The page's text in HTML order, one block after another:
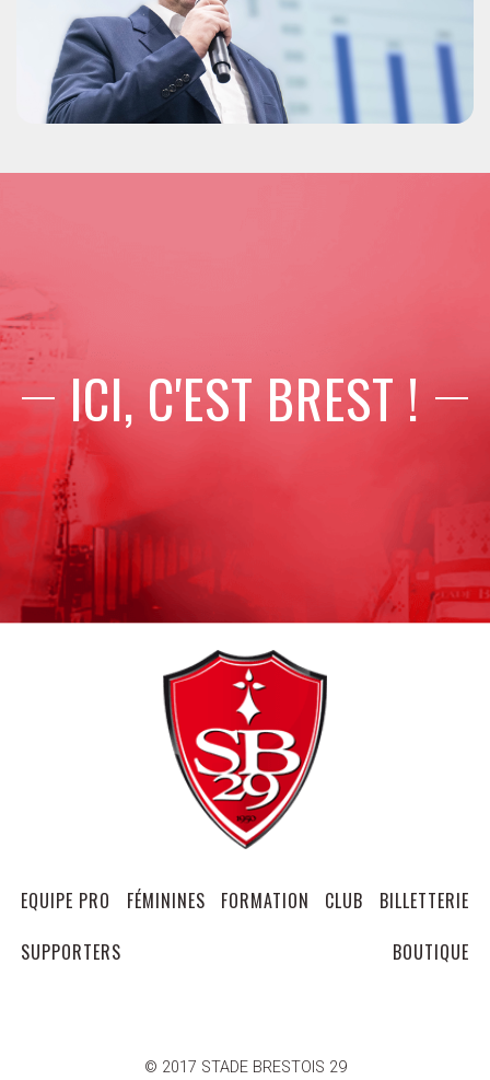
ICI, C'EST BREST !
EQUIPE PRO FÉMININES FORMATION CLUB
BILLETTERIE
SUPPORTERS
BOUTIQUE
© 2017 STADE BRESTOIS 29